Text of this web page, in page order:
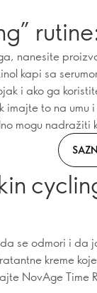
nanesite
kapi sa
i ako ga
to na umu
mogu nadražiti
se odmori i da
kreme
NovAge Time